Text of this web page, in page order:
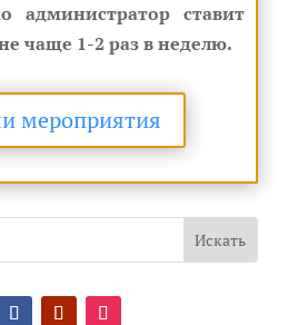
администратор ставит
чаще 1-2 раз в неделю.
мероприятия